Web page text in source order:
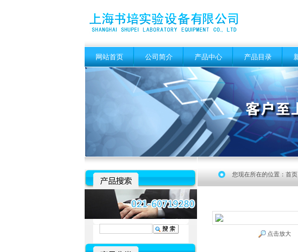
网站首页 公司简介 产品中心 产品目录
您现在所在的位置： 首页
点击放大